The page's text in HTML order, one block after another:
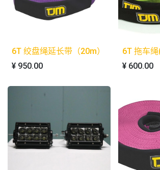
6T 绞盘绳延长带（20m）
¥ 950.00
6T 拖车
¥ 600.00